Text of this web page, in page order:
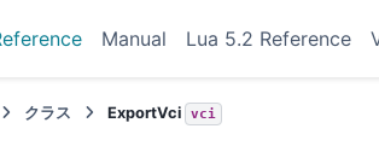
Manual Lua 5.2 Reference
クラス ExportVci vci